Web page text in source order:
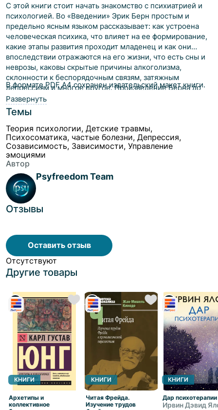
С этой книги стоит начать знакомство с психиатрией и
психологией. Во «Введении» Эрик Берн простым и
предельно ясным языком рассказывает: как устроена
человеческая психика, что влияет на ее формирование,
какие этапы развития проходит младенец и как они
впоследствии отражаются на его жизни, что есть сны и
неврозы, каковы скрытые причины алкоголизма,
склонности к беспорядочным связям, затяжным
депрессиям и многое другое. Произведение Берна до
сих пор по праву считается одним из самых полных и
увлекательных учебников по психиатрии и
психоанализу. Это книга, к которой хочется
возвращаться снова и снова, расширяя свою картину
мира и погружаясь в увлекательный мир человеческой
психики.
В формате PDF A4 сохранен издательский макет книги.
Развернуть
Темы
Теория психологии, Детские травмы,
Психосоматика, частые болезни, Депрессия,
Созависимость, Зависимости, Управление
эмоциями
Автор
Psyfreedom Team
Отзывы
Оставить отзыв
Отсутствуют
Другие товары
КНИГИ
Архетипы и
коллективное
КНИГИ
Читая Фрейда.
Изучение трудов
КНИГИ
Дар психотерапии
Ирвин Дэвид